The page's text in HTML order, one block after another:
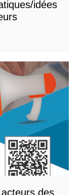
idées
des